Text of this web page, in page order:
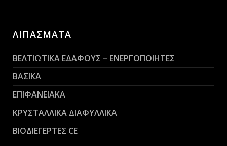
ΛΙΠΑΣΜΑΤΑ
ΒΕΛΤΙΩΤΙΚΑ ΕΔΑΦΟΥΣ – ΕΝΕΡΓΟΠΟΙΗΤΕΣ
ΒΑΣΙΚΑ
ΕΠΙΦΑΝΕΙΑΚΑ
ΚΡΥΣΤΑΛΛΙΚΑ ΔΙΑΦΥΛΛΙΚΑ
ΒΙΟΔΙΕΓΕΡΤΕΣ CE